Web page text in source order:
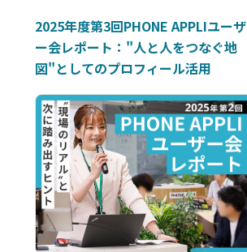
2025年度第3回PHONE APPLIユーザ
ー会レポート："人と人をつなぐ地
図"としてのプロフィール活用